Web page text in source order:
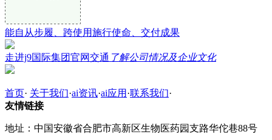
能自从步履、跨使用施行使命、交付成果
走进j9国际集团官网交通 了解公司情况及企业文化
首页· 关于我们·ai资讯·ai应用 ·联系我们·
友情链接
地址：中国安徽省合肥市高新区生物医药园支路华佗巷88号